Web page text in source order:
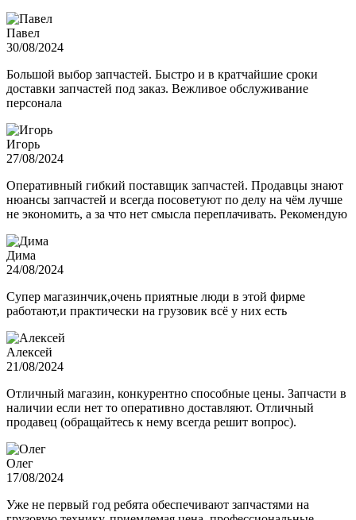
Павел
30/08/2024
Большой выбор запчастей. Быстро и в кратчайшие сроки
доставки запчастей под заказ. Вежливое обслуживание
персонала
Игорь
27/08/2024
Оперативный гибкий поставщик запчастей. Продавцы знают
нюансы запчастей и всегда посоветуют по делу на чём лучше
не экономить, а за что нет смысла переплачивать. Рекомендую
Дима
24/08/2024
Супер магазинчик,очень приятные люди в этой фирме
работают,и практически на грузовик всё у них есть
Алексей
21/08/2024
Отличный магазин, конкурентно способные цены. Запчасти в
наличии если нет то оперативно доставляют. Отличный
продавец (обращайтесь к нему всегда решит вопрос).
Олег
17/08/2024
Уже не первый год ребята обеспечивают запчастями на